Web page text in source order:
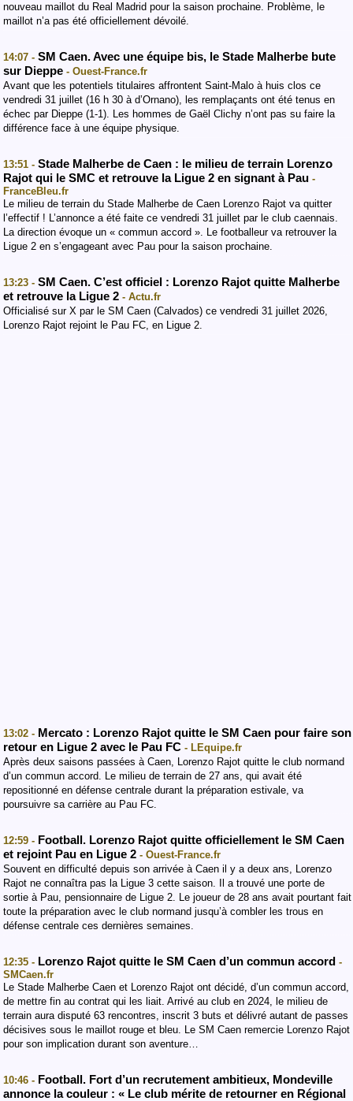
nouveau maillot du Real Madrid pour la saison prochaine. Problème, le
maillot n’a pas été officiellement dévoilé.
14:07 - SM Caen. Avec une équipe bis, le Stade Malherbe bute
sur Dieppe - Ouest-France.fr
Avant que les potentiels titulaires affrontent Saint-Malo à huis clos ce
vendredi 31 juillet (16 h 30 à d’Ornano), les remplaçants ont été tenus en
échec par Dieppe (1-1). Les hommes de Gaël Clichy n’ont pas su faire la
différence face à une équipe physique.
13:51 - Stade Malherbe de Caen : le milieu de terrain Lorenzo
Rajot qui le SMC et retrouve la Ligue 2 en signant à Pau -
FranceBleu.fr
Le milieu de terrain du Stade Malherbe de Caen Lorenzo Rajot va quitter
l’effectif ! L’annonce a été faite ce vendredi 31 juillet par le club caennais.
La direction évoque un « commun accord ». Le footballeur va retrouver la
Ligue 2 en s’engageant avec Pau pour la saison prochaine.
13:23 - SM Caen. C’est officiel : Lorenzo Rajot quitte Malherbe
et retrouve la Ligue 2 - Actu.fr
Officialisé sur X par le SM Caen (Calvados) ce vendredi 31 juillet 2026,
Lorenzo Rajot rejoint le Pau FC, en Ligue 2.
13:02 - Mercato : Lorenzo Rajot quitte le SM Caen pour faire son
retour en Ligue 2 avec le Pau FC - LEquipe.fr
Après deux saisons passées à Caen, Lorenzo Rajot quitte le club normand
d’un commun accord. Le milieu de terrain de 27 ans, qui avait été
repositionné en défense centrale durant la préparation estivale, va
poursuivre sa carrière au Pau FC.
12:59 - Football. Lorenzo Rajot quitte officiellement le SM Caen
et rejoint Pau en Ligue 2 - Ouest-France.fr
Souvent en difficulté depuis son arrivée à Caen il y a deux ans, Lorenzo
Rajot ne connaîtra pas la Ligue 3 cette saison. Il a trouvé une porte de
sortie à Pau, pensionnaire de Ligue 2. Le joueur de 28 ans avait pourtant fait
toute la préparation avec le club normand jusqu’à combler les trous en
défense centrale ces dernières semaines.
12:35 - Lorenzo Rajot quitte le SM Caen d’un commun accord -
SMCaen.fr
Le Stade Malherbe Caen et Lorenzo Rajot ont décidé, d’un commun accord,
de mettre fin au contrat qui les liait. Arrivé au club en 2024, le milieu de
terrain aura disputé 63 rencontres, inscrit 3 buts et délivré autant de passes
décisives sous le maillot rouge et bleu. Le SM Caen remercie Lorenzo Rajot
pour son implication durant son aventure…
10:46 - Football. Fort d’un recrutement ambitieux, Mondeville
annonce la couleur : « Le club mérite de retourner en Régional